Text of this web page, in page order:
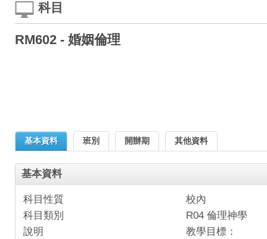
科目
RM602 - 婚姻倫理
基本資料 班別 開辦期 其他資料
基本資料
科目性質
校內
科目類別
R04 倫理神學
說明
教學目標：